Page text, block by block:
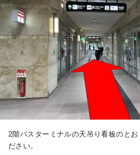
2階バスターミナルの天吊り看板のとお
ださい。